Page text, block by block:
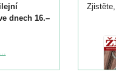
dnech 16.–
Zjistěte,